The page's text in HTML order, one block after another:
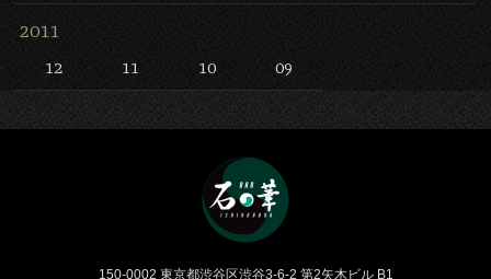
2011
12 11 10 09
150-0002 東京都渋谷区渋谷3-6-2 第2矢木ビル B1